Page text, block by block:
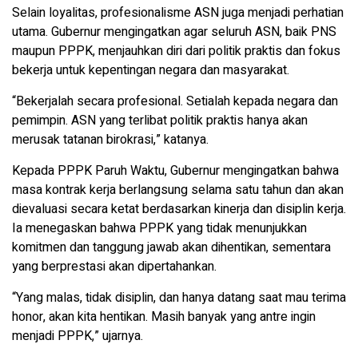
Selain loyalitas, profesionalisme ASN juga menjadi perhatian
utama. Gubernur mengingatkan agar seluruh ASN, baik PNS
maupun PPPK, menjauhkan diri dari politik praktis dan fokus
bekerja untuk kepentingan negara dan masyarakat.
“Bekerjalah secara profesional. Setialah kepada negara dan
pemimpin. ASN yang terlibat politik praktis hanya akan
merusak tatanan birokrasi,” katanya.
Kepada PPPK Paruh Waktu, Gubernur mengingatkan bahwa
masa kontrak kerja berlangsung selama satu tahun dan akan
dievaluasi secara ketat berdasarkan kinerja dan disiplin kerja.
Ia menegaskan bahwa PPPK yang tidak menunjukkan
komitmen dan tanggung jawab akan dihentikan, sementara
yang berprestasi akan dipertahankan.
“Yang malas, tidak disiplin, dan hanya datang saat mau terima
honor, akan kita hentikan. Masih banyak yang antre ingin
menjadi PPPK,” ujarnya.